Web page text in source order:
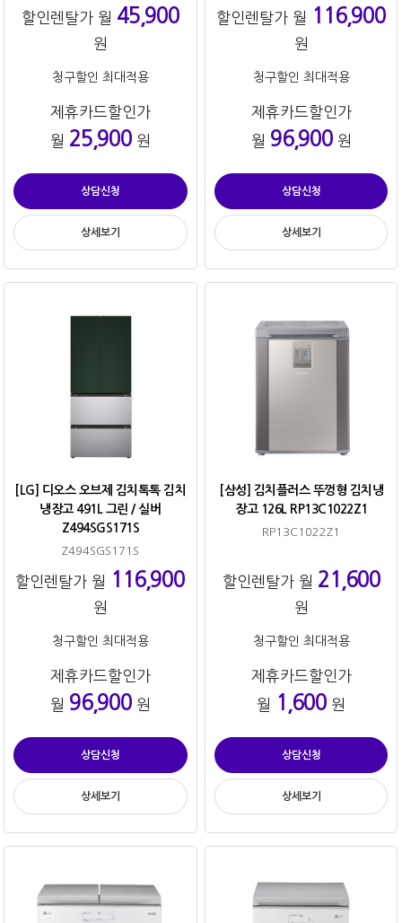
할인렌탈가 월 45,900
원
청구할인 최대적용
제휴카드할인가
월 25,900원
상담신청
상세보기
할인렌탈가 월 116,900
원
청구할인 최대적용
제휴카드할인가
월 96,900원
상담신청
상세보기
[LG] 디오스 오브제 김치톡톡 김치
냉장고 491L 그린 / 실버
Z494SGS171S
Z494SGS171S
할인렌탈가 월 116,900
원
청구할인 최대적용
제휴카드할인가
월 96,900원
상담신청
상세보기
[삼성] 김치플러스 뚜껑형 김치냉
장고 126L RP13C1022Z1
RP13C1022Z1
할인렌탈가 월 21,600
원
청구할인 최대적용
제휴카드할인가
월 1,600 원
상담신청
상세보기